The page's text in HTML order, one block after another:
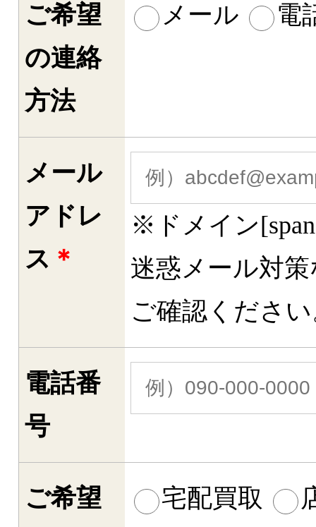
ご希望
の連絡
方法
メール 電
メール
アドレ
ス ＊
※ドメイン
迷惑メール対
ご確認くださ
電話番
号
ご希望 宅配買取